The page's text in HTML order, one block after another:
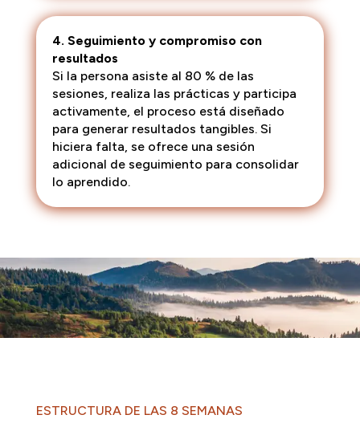
4. Seguimiento y compromiso con
resultados
Si la persona asiste al 80 % de las
sesiones, realiza las prácticas y participa
activamente, el proceso está diseñado
para generar resultados tangibles. Si
hiciera falta, se ofrece una sesión
adicional de seguimiento para consolidar
lo aprendido.
ESTRUCTURA DE LAS 8 SEMANAS